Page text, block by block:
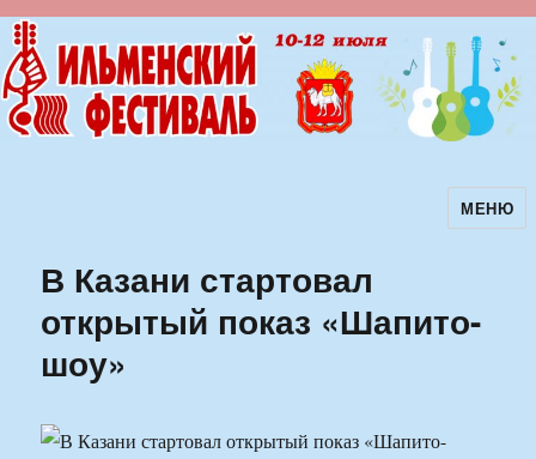
Ильменский фестиваль авторскойМЕНЮ
В Казани стартовал
открытый показ «Шапито-
шоу»